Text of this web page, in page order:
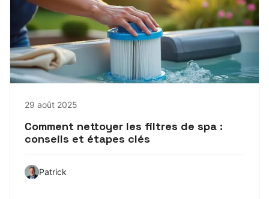
29 août 2025
Comment nettoyer les filtres de spa :
conseils et étapes clés
Patrick